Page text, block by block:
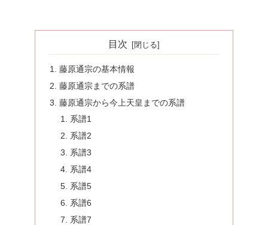
目次
藤原通宗の基本情報
藤原通宗までの系譜
藤原通宗から今上天皇までの系譜
系譜1
系譜2
系譜3
系譜4
系譜5
系譜6
系譜7